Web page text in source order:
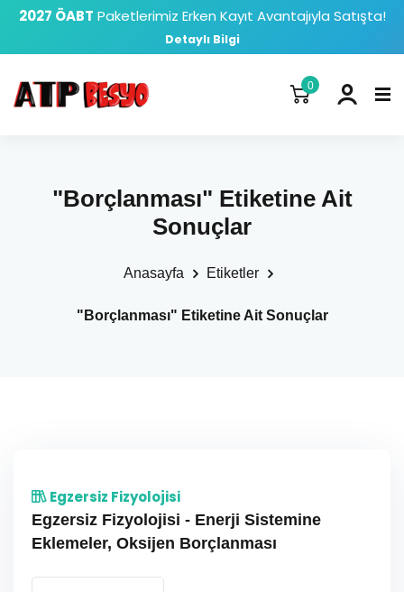
2027 ÖABT Paketlerimiz Erken Kayıt Avantajıyla Satışta!
Detaylı Bilgi
0
"Borçlanması" Etiketine Ait
Sonuçlar
Anasayfa Etiketler
"Borçlanması" Etiketine Ait Sonuçlar
Egzersiz Fizyolojisi
Egzersiz Fizyolojisi - Enerji Sistemine
Eklemeler, Oksijen Borçlanması